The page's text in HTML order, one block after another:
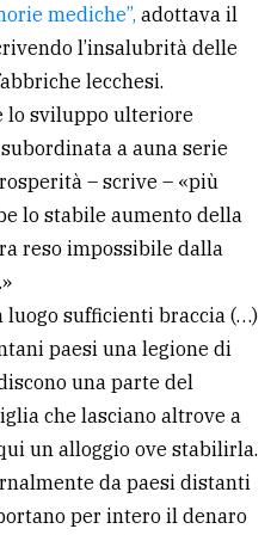
mediche”, adottava il
l’insalubrità delle
lecchesi.
lo sviluppo ulteriore
a auna serie
– scrive – «più
lo stabile aumento della
reso impossibile dalla
luogo sufficienti braccia (…)
paesi una legione di
una parte del
che lasciano altrove a
un alloggio ove stabilirla.
da paesi distanti
per intero il denaro